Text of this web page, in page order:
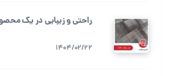
راحتی و زیبایی در یک
1404/02/22